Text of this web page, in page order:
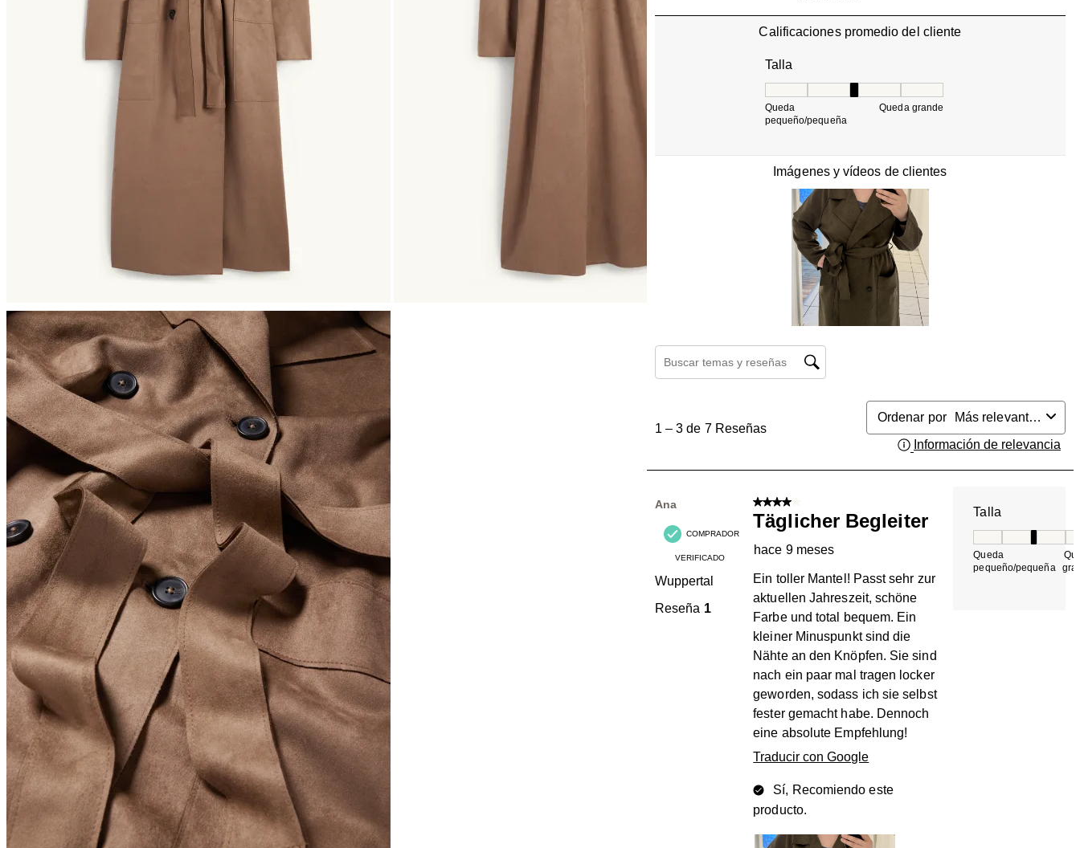
Calificaciones promedio del cliente
Talla
Queda
pequeño/pequeña
Queda grande
Imágenes y vídeos de clientes
Región de búsqueda de temas y reseñas
Reseñas.
1 – 3 de 7 Reseñas
Ordenar por
Más relevantes
Información de relevancia
Ana
COMPRADOR
VERIFICADO
Wuppertal
Reseña 1
4 de 5 estrellas.
Täglicher Begleiter
hace 9 meses
Ein toller Mantel! Passt sehr zur
aktuellen Jahreszeit, schöne
Farbe und total bequem. Ein
kleiner Minuspunkt sind die
Nähte an den Knöpfen. Sie sind
nach ein paar mal tragen locker
geworden, sodass ich sie selbst
fester gemacht habe. Dennoch
eine absolute Empfehlung!
Traducir con Google
Sí, Recomiendo este
producto.
Talla
Queda
pequeño/pequeña